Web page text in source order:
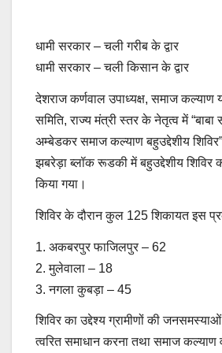
धामी सरकार – चली गरीब के द्वार
धामी सरकार – चली किसान के द्वार
देशराज कर्णवाल उपाध्यक्ष, समाज कल्याण
समिति, राज्य मंत्री स्तर के नेतृत्व में “बाबा
अम्बेडकर समाज कल्याण बहुउद्देशीय
झबरेड़ा ब्लॉक रूडकी में बहुउद्देशीय शिविर
किया गया।
शिविर के दौरान कुल 125 शिकायत इस
1. अकबरपुर फाजिलपुर – 62
2. मुलेवाला – 18
3. नगला कुबड़ा – 45
शिविर का उद्देश्य ग्रामीणों की
त्वरित समाधान करना तथा समाज कल्याण व